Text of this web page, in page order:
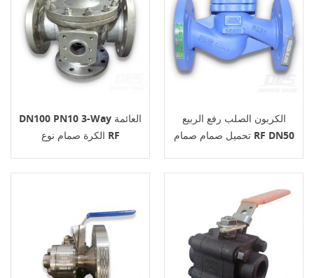
DN100 PN10 3-Way العائمة
الكرة صمام نوع RF
الكربون الصلب رفع الربيع
تحميل صمام صمام RF DN50